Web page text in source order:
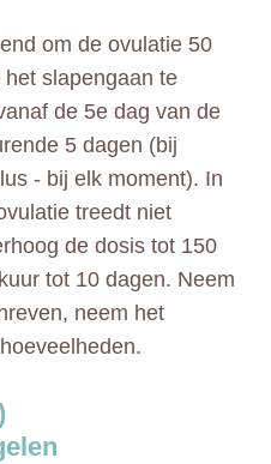
om de ovulatie 50
slapengaan te
de 5e dag van de
5 dagen (bij
- bij elk moment). In
treedt niet
de dosis tot 150
tot 10 dagen. Neem
neem het